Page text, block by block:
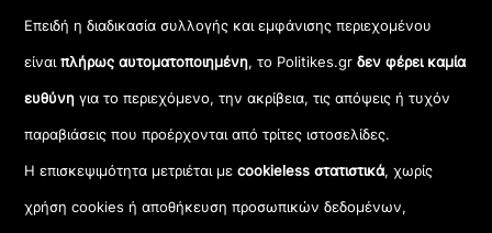
Επειδή η διαδικασία συλλογής και εμφάνισης περιεχομένου
είναιπλήρως αυτοματοποιημένη, το Politikes.grδεν φέρει καμία
ευθύνη για το περιεχόμενο, την ακρίβεια, τις απόψεις ή τυχόν
παραβιάσεις που προέρχονται από τρίτες ιστοσελίδες.
Η επισκεψιμότητα μετριέται μεcookieless στατιστικά, χωρίς
χρήση cookies ή αποθήκευση προσωπικών δεδομένων,